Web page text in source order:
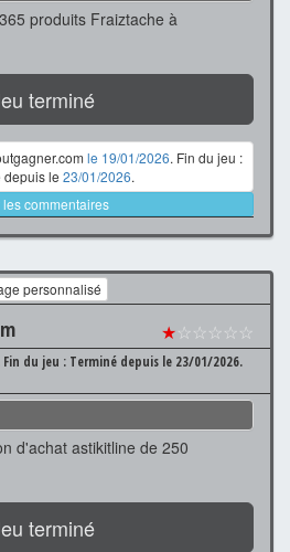
produits Fraiztache à
terminé
le 19/01/2026. Fin du jeu :
depuis le 23/01/2026.
les commentaires
personnalisé
★☆☆☆☆☆
Fin du jeu : Terminé depuis le 23/01/2026.
d'achat astikitline de 250
terminé